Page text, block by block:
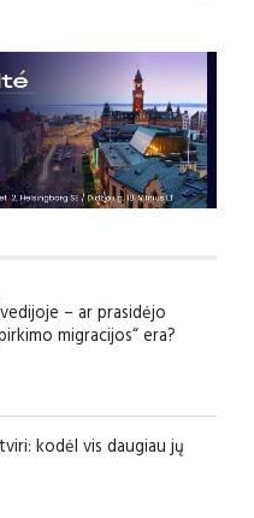
– ar prasidėjo
migracijos“ era?
kodėl vis daugiau jų